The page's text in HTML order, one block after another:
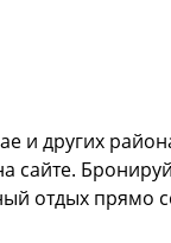
и других
сайте.
отдых прямо